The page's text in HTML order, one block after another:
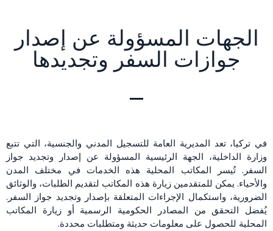
الجهات المسؤولة عن إصدار
جوازات السفر وتجديدها
في تركيا، تعد المديرية العامة للتسجيل المدني والجنسية، التي تتبع
وزارة الداخلية، الجهة الرئيسية المسؤولة عن إصدار وتجديد جواز
السفر. تُيسر المكاتب المحلية هذه الخدمات في مختلف المدن
والأحياء. يمكن للمتقدمين زيارة هذه المكاتب لتقديم الطلبات، والوثائق
الضرورية، واستكمال الإجراءات المتعلقة بإصدار وتجديد جواز السفر.
يُفضل التحقق من المصادر الحكومية الرسمية أو زيارة المكاتب
المحلية للحصول على معلومات حديثة ومتطلبات محددة.